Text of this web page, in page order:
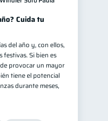
Cuida tu
del año y, con ellos,
festivas. Si bien es
provocar un mayor
tiene el potencial
durante meses,